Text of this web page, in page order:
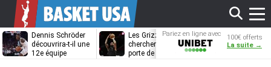
Dennis Schröder
découvrira-t-il une
12e équipe
Les Grizzlies
cherchent déjà une
porte de sortie
Dwane Casey
bientôt coach
Pariez en ligne avec
Unibet
100€ offerts
La suite →